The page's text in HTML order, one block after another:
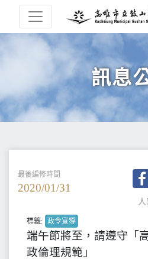
訊息
最後編修時間
2020/01/31
標籤: 政令宣導
端午節將至，請遵守「
政倫理規範」